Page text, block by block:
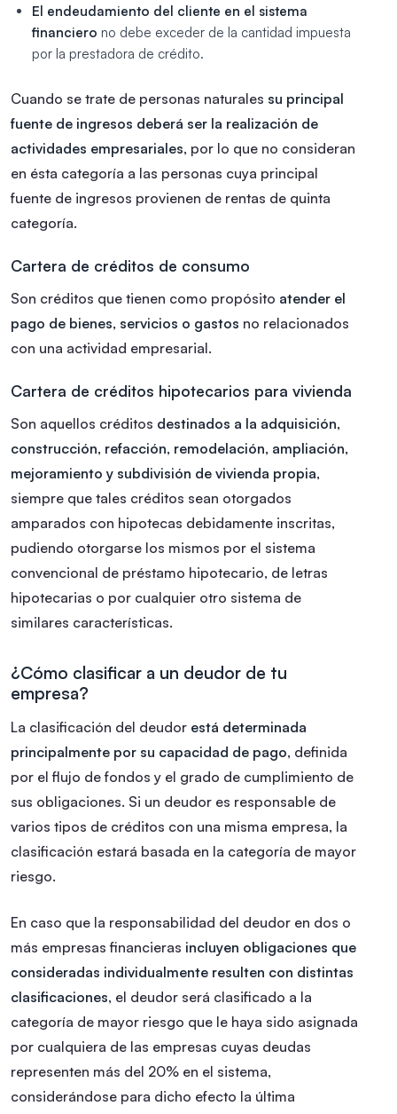
El endeudamiento del cliente en el sistema
financiero no debe exceder de la cantidad impuesta
por la prestadora de crédito.
Cuando se trate de personas naturales su principal
fuente de ingresos deberá ser la realización de
actividades empresariales, por lo que no consideran
en ésta categoría a las personas cuya principal
fuente de ingresos provienen de rentas de quinta
categoría.
Cartera de créditos de consumo
Son créditos que tienen como propósito atender el
pago de bienes, servicios o gastos no relacionados
con una actividad empresarial.
Cartera de créditos hipotecarios para vivienda
Son aquellos créditos destinados a la adquisición,
construcción, refacción, remodelación, ampliación,
mejoramiento y subdivisión de vivienda propia,
siempre que tales créditos sean otorgados
amparados con hipotecas debidamente inscritas,
pudiendo otorgarse los mismos por el sistema
convencional de préstamo hipotecario, de letras
hipotecarias o por cualquier otro sistema de
similares características.
¿Cómo clasificar a un deudor de tu
empresa?
La clasificación del deudor está determinada
principalmente por su capacidad de pago, definida
por el flujo de fondos y el grado de cumplimiento de
sus obligaciones. Si un deudor es responsable de
varios tipos de créditos con una misma empresa, la
clasificación estará basada en la categoría de mayor
riesgo.
En caso que la responsabilidad del deudor en dos o
más empresas financieras incluyen obligaciones que
consideradas individualmente resulten con distintas
clasificaciones, el deudor será clasificado a la
categoría de mayor riesgo que le haya sido asignada
por cualquiera de las empresas cuyas deudas
representen más del 20% en el sistema,
considerándose para dicho efecto la última